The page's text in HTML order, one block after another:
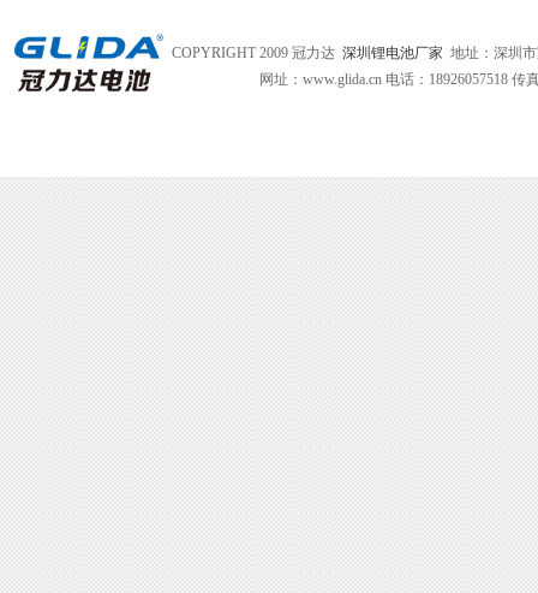
COPYRIGHT 2009 冠力达 深圳锂电池厂家 地址：深圳
网址：www.glida.cn 电话：18926057518 传